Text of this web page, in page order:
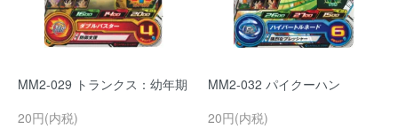
MM2-029 トランクス：幼年期
20円(内税)
MM2-032 パイクーハン
20円(内税)